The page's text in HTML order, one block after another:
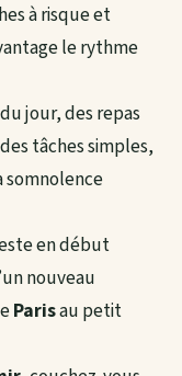
à risque et
le rythme
jour, des repas
tâches simples,
somnolence
en début
nouveau
Parisau petit